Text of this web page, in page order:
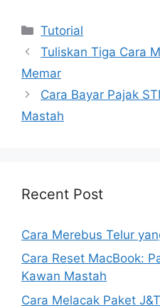
Kategori
Tutorial
Tuliskan Tiga Cara
Memar
Cara Bayar Pajak
Mastah
Recent Post
Cara Merebus Telur
Cara Reset MacBook:
Kawan Mastah
Cara Melacak Paket